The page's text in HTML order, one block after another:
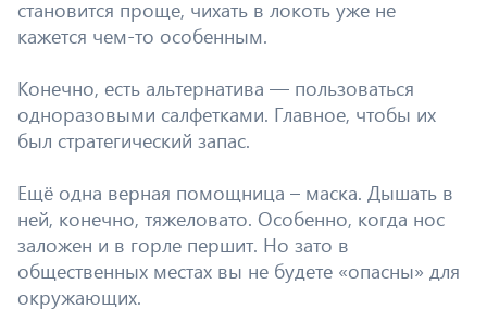
становится проще, чихать в локоть уже не
кажется чем-то особенным.
Конечно, есть альтернатива — пользоваться
одноразовыми салфетками. Главное, чтобы их
был стратегический запас.
Ещё одна верная помощница – маска. Дышать в
ней, конечно, тяжеловато. Особенно, когда нос
заложен и в горле першит. Но зато в
общественных местах вы не будете «опасны» для
окружающих.